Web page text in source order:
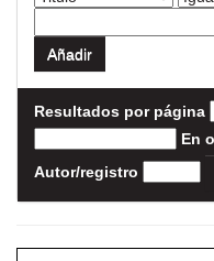
Resultados por página
En
Autor/registro